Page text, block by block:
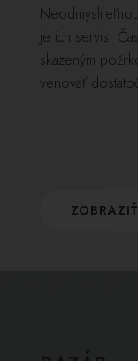
je ich servis.
skazeným
venovať